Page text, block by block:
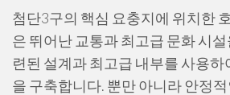
첨단3구의 핵심 요충지에 위치한
은 뛰어난 교통과 최고급 문화 시
련된 설계과 최고급 내부를 사용
을 구축합니다. 뿐만 아니라 안정